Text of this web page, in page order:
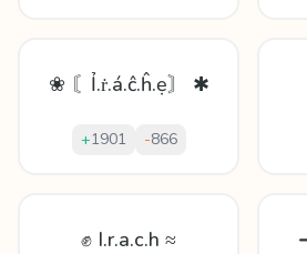
❀ 〘Ỉ.ṙ.á.ĉ.ĥ.ẹ〙 ✱
+1901 -866
✊ I.r.a.c.h ≈